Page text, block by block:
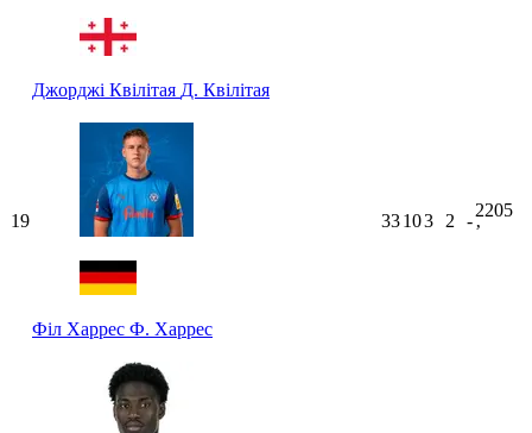
Джорджі Квілітая Д. Квілітая
19
Філ Харрес Ф. Харрес
33103 2 -
2205
ʼ